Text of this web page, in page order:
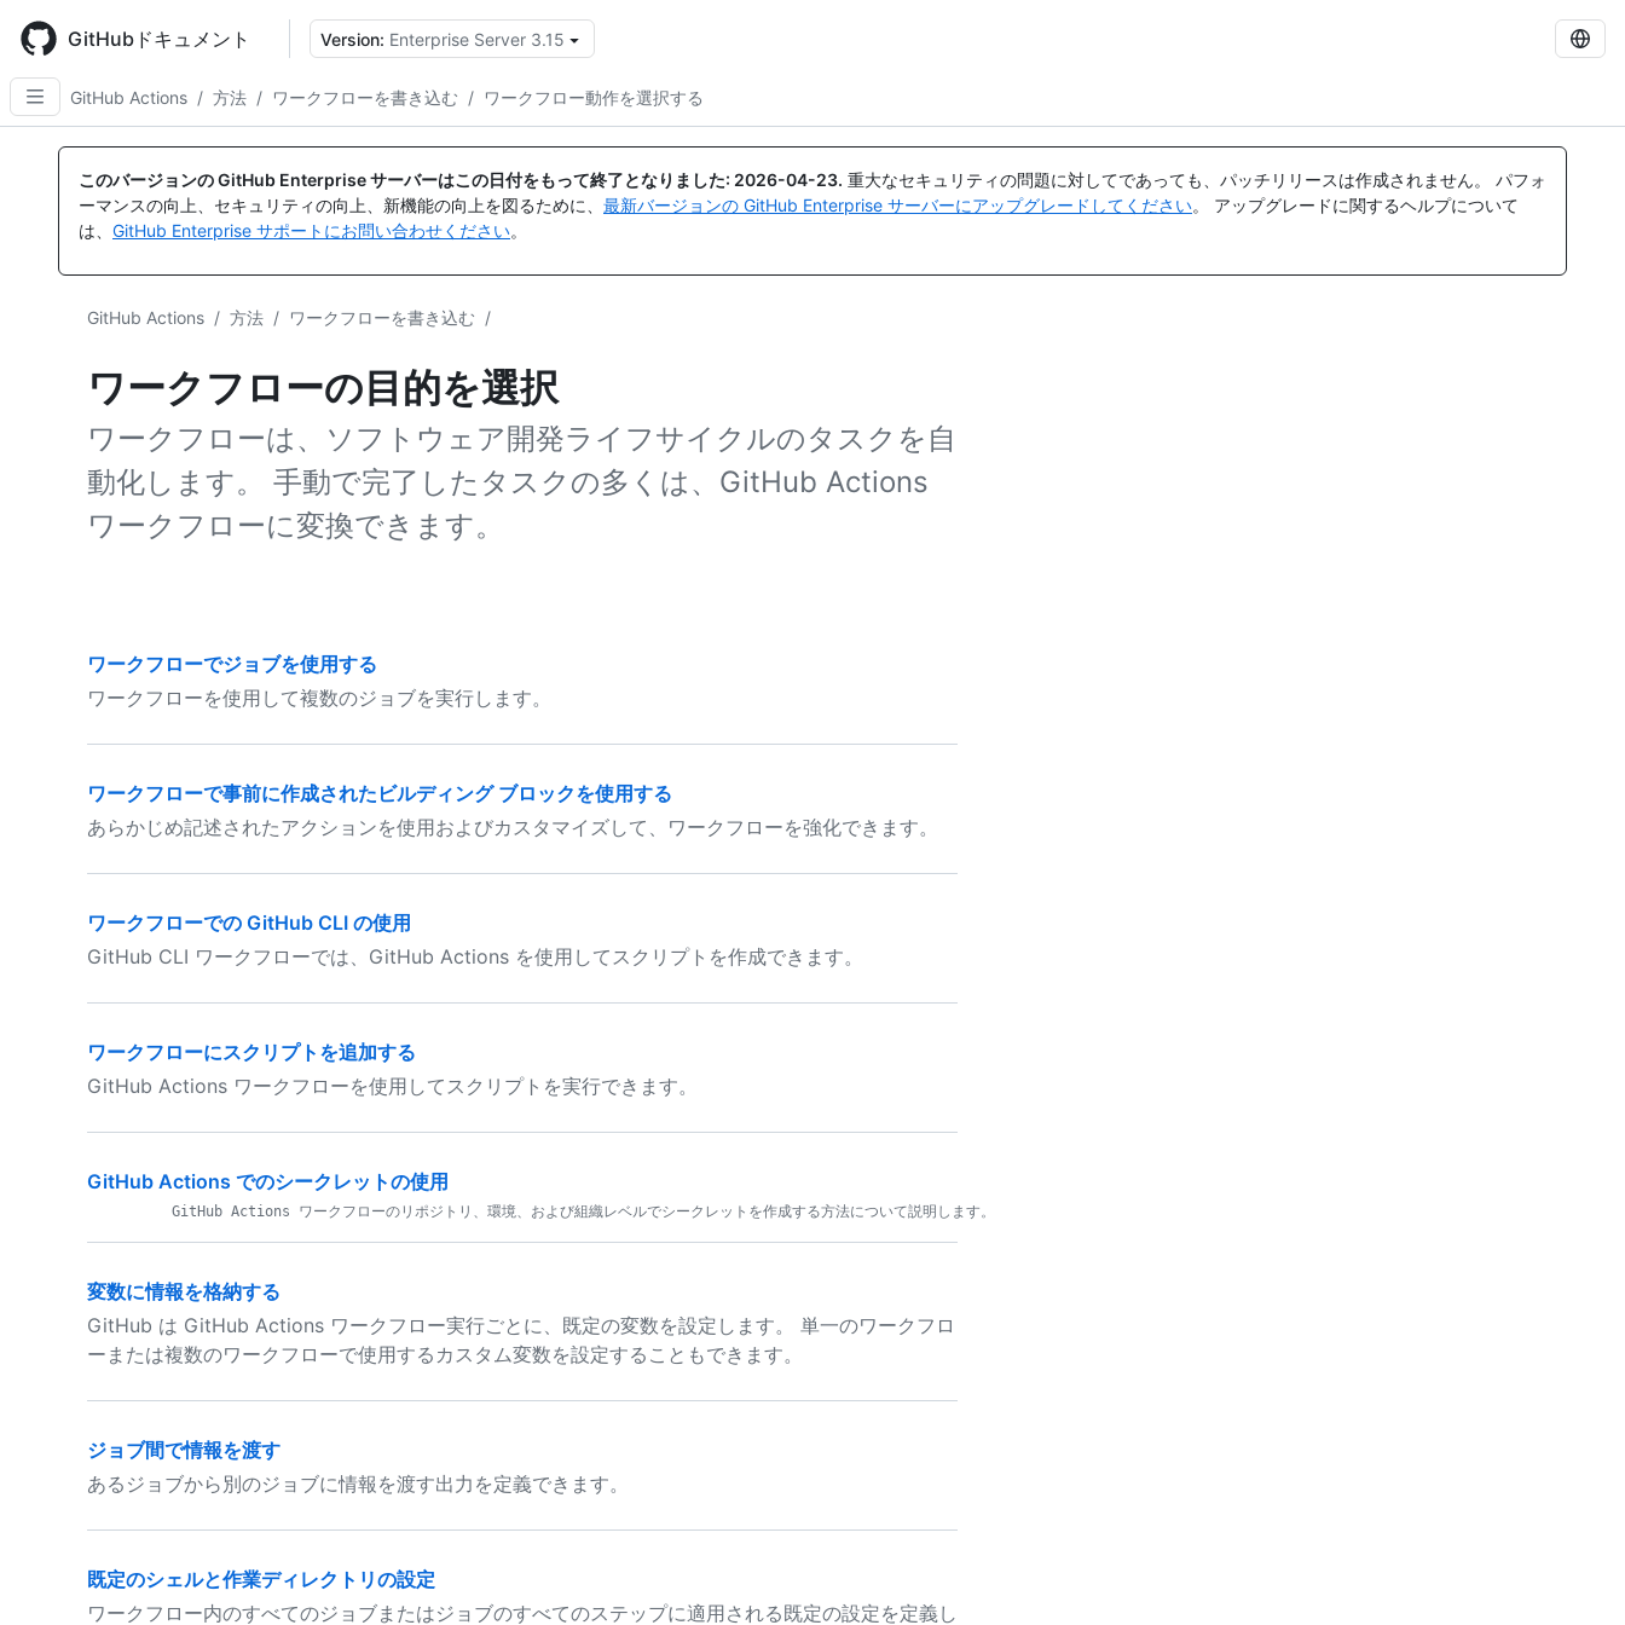
main
content
GitHubドキュメント Version: Enterprise Server 3.15
GitHub Actions / 方法 / ワークフローを書き込む / ワークフロー動作を選択する
このバージョンの GitHub Enterprise サーバーはこの日付をもって終了となりました: 2026-04-23. 重大なセキュリティの問題に対してであっても、パッチリリースは作成されません。 パフォ
ーマンスの向上、セキュリティの向上、新機能の向上を図るために、 最新バージョンの GitHub Enterprise サーバーにアップグレードしてください。 アップグレードに関するヘルプについて
は、 GitHub Enterprise サポートにお問い合わせください。
GitHub Actions / 方法 / ワークフローを書き込む /
ワークフローの目的を選択
ワークフローは、ソフトウェア開発ライフサイクルのタスクを自
動化します。 手動で完了したタスクの多くは、GitHub Actions
ワークフローに変換できます。
ワークフローでジョブを使用する
ワークフローを使用して複数のジョブを実行します。
ワークフローで事前に作成されたビルディング ブロックを使用する
あらかじめ記述されたアクションを使用およびカスタマイズして、ワークフローを強化できます。
ワークフローでの GitHub CLI の使用
GitHub CLI ワークフローでは、GitHub Actions を使用してスクリプトを作成できます。
ワークフローにスクリプトを追加する
GitHub Actions ワークフローを使用してスクリプトを実行できます。
GitHub Actions でのシークレットの使用
変数に情報を格納する
GitHub は GitHub Actions ワークフロー実行ごとに、既定の変数を設定します。 単一のワークフロ
ーまたは複数のワークフローで使用するカスタム変数を設定することもできます。
ジョブ間で情報を渡す
あるジョブから別のジョブに情報を渡す出力を定義できます。
既定のシェルと作業ディレクトリの設定
ワークフロー内のすべてのジョブまたはジョブのすべてのステップに適用される既定の設定を定義し